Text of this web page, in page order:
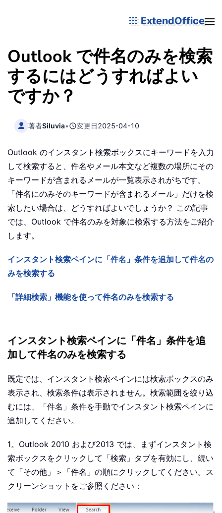
ExtendOffice
Outlook で件名のみを検索
するにはどうすればよい
ですか？
著者Siluvia• 変更日2025-04-10
Outlook のインスタント検索ボックスにキーワードを入力
して検索すると、件名やメール本文など複数の場所にその
キーワードが含まれるメールが一覧表示されがちです。
「件名にのみそのキーワードが含まれるメール」だけを検
索したい場合は、どうすればよいでしょうか？ この記事
では、Outlook で件名のみを対象に検索する方法をご紹介
します。
インスタント検索ペインに「件名」条件を追加して件名の
みを検索する
「詳細検索」機能を使って件名のみを検索する
インスタント検索ペインに「件名」条件を追
加して件名のみを検索する
既定では、インスタント検索ペインには検索ボックスのみ
表示され、検索条件は表示されません。検索範囲を絞り込
むには、「件名」条件を手動でインスタント検索ペインに
追加してください。
1。Outlook 2010 および2013 では、まずインスタント検
索ボックスをクリックして「検索」タブを有効にし、続い
て「その他」＞「件名」の順にクリックしてください。ス
クリーンショットをご参照ください：